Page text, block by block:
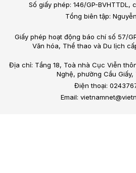
Số giấy phép: 146/GP-BVHTTDL,
Tổng biên tập:
Giấy phép hoạt động báo chí số 57/
Văn hóa, Thể thao và Du lịch
Địa chỉ: Tầng 18, Toà nhà Cục Viễn
Nghệ, phường Cầu Giấy,
Điện thoại:
Email: